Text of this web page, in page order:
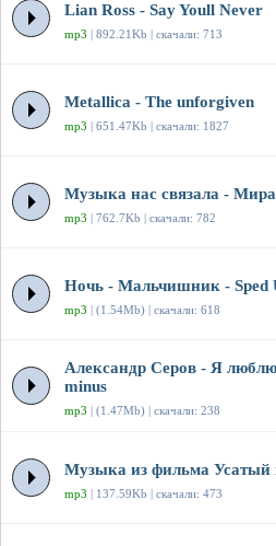
Lian Ross - Say Youll Never
mp3 | 892.21Kb | скачали: 713
Metallica - The unforgiven
mp3 | 651.47Kb | скачали: 1827
Музыка нас связала -
mp3 | 762.7Kb | скачали: 782
Ночь - Мальчишник - Sped
mp3 | (1.54Mb) | скачали: 618
Александр Серов - Я люблю
minus
mp3 | (1.47Mb) | скачали: 238
Музыка из фильма Усатый
mp3 | 137.59Kb | скачали: 473